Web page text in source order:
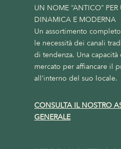
UN NOME “ANTICO” PER
DINAMICA E MODERNA
Un assortimento
le necessità dei canali
di tendenza. Una
mercato per affiancare il
all’interno del suo locale.
CONSULTA IL NOSTRO
GENERALE